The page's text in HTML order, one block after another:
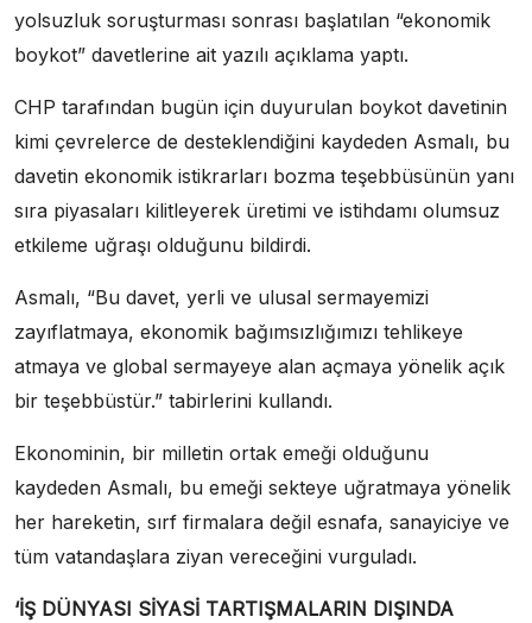
yolsuzluk soruşturması sonrası başlatılan “ekonomik
boykot” davetlerine ait yazılı açıklama yaptı.
CHP tarafından bugün için duyurulan boykot davetinin
kimi çevrelerce de desteklendiğini kaydeden Asmalı, bu
davetin ekonomik istikrarları bozma teşebbüsünün yanı
sıra piyasaları kilitleyerek üretimi ve istihdamı olumsuz
etkileme uğraşı olduğunu bildirdi.
Asmalı, “Bu davet, yerli ve ulusal sermayemizi
zayıflatmaya, ekonomik bağımsızlığımızı tehlikeye
atmaya ve global sermayeye alan açmaya yönelik açık
bir teşebbüstür.” tabirlerini kullandı.
Ekonominin, bir milletin ortak emeği olduğunu
kaydeden Asmalı, bu emeği sekteye uğratmaya yönelik
her hareketin, sırf firmalara değil esnafa, sanayiciye ve
tüm vatandaşlara ziyan vereceğini vurguladı.
‘İŞ DÜNYASI SİYASİ TARTIŞMALARIN DIŞINDA